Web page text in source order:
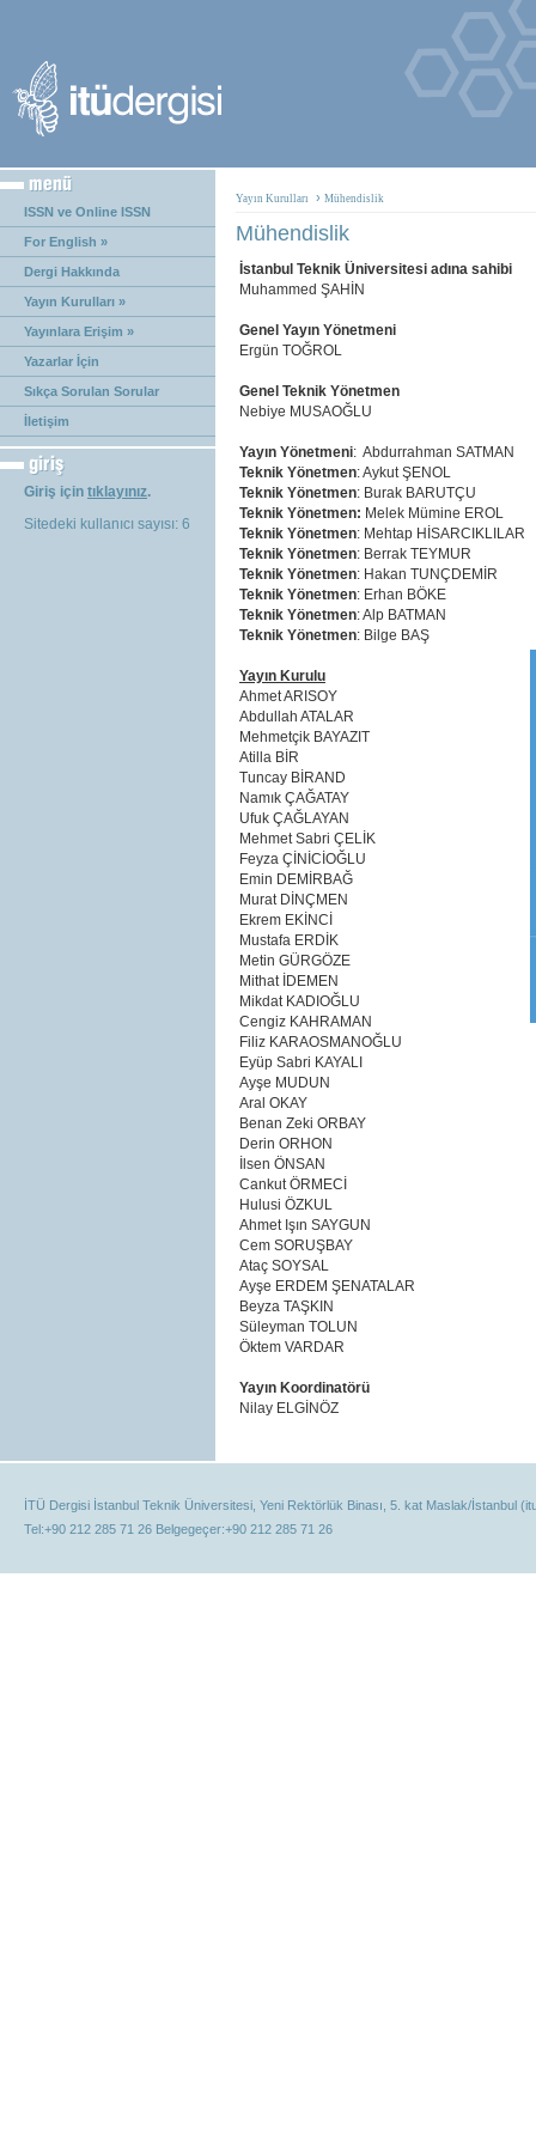
ISSN ve Online ISSN
For English »
Dergi Hakkında
Yayın Kurulları »
Yayınlara Erişim »
Yazarlar İçin
Sıkça Sorulan Sorular
İletişim
Giriş için tıklayınız.
Sitedeki kullanıcı sayısı: 6
Yayın Kurulları › Mühendislik
Mühendislik
İstanbul Teknik Üniversitesi adına sahibi
Muhammed ŞAHİN
Genel Yayın Yönetmeni
Ergün TOĞROL
Genel Teknik Yönetmen
Nebiye MUSAOĞLU
Yayın Yönetmeni: Abdurrahman SATMAN
Teknik Yönetmen: Aykut ŞENOL
Teknik Yönetmen: Burak BARUTÇU
Teknik Yönetmen: Melek Mümine EROL
Teknik Yönetmen: Mehtap HİSARCIKLILAR
Teknik Yönetmen: Berrak TEYMUR
Teknik Yönetmen: Hakan TUNÇDEMİR
Teknik Yönetmen: Erhan BÖKE
Teknik Yönetmen: Alp BATMAN
Teknik Yönetmen: Bilge BAŞ
Yayın Kurulu
Ahmet ARISOY
Abdullah ATALAR
Mehmetçik BAYAZIT
Atilla BİR
Tuncay BİRAND
Namık ÇAĞATAY
Ufuk ÇAĞLAYAN
Mehmet Sabri ÇELİK
Feyza ÇİNİCİOĞLU
Emin DEMİRBAĞ
Murat DİNÇMEN
Ekrem EKİNCİ
Mustafa ERDİK
Metin GÜRGÖZE
Mithat İDEMEN
Mikdat KADIOĞLU
Cengiz KAHRAMAN
Filiz KARAOSMANOĞLU
Eyüp Sabri KAYALI
Ayşe MUDUN
Aral OKAY
Benan Zeki ORBAY
Derin ORHON
İlsen ÖNSAN
Cankut ÖRMECİ
Hulusi ÖZKUL
Ahmet Işın SAYGUN
Cem SORUŞBAY
Ataç SOYSAL
Ayşe ERDEM ŞENATALAR
Beyza TAŞKIN
Süleyman TOLUN
Öktem VARDAR
Yayın Koordinatörü
Nilay ELGİNÖZ
İTÜ Dergisi İstanbul Teknik Üniversitesi, Yeni Rektörlük Binası, 5. kat Maslak/İstanbul
Tel:+90 212 285 71 26 Belgegeçer:+90 212 285 71 26